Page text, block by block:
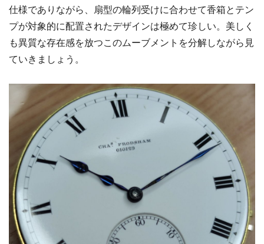
仕様でありながら、扇型の輪列受けに合わせて香箱とテン
プが対象的に配置されたデザインは極めて珍しい。美しく
も異質な存在感を放つこのムーブメントを分解しながら見
ていきましょう。